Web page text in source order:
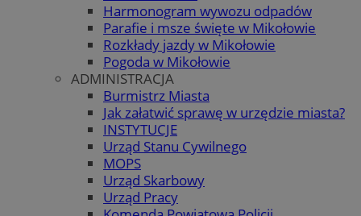
Harmonogram wywozu odpadów
Parafie i msze święte w Mikołowie
Rozkłady jazdy w Mikołowie
Pogoda w Mikołowie
ADMINISTRACJA
Burmistrz Miasta
Jak załatwić sprawę w urzędzie miasta?
INSTYTUCJE
Urząd Stanu Cywilnego
MOPS
Urząd Skarbowy
Urząd Pracy